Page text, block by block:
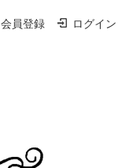
会員登録 ログイン